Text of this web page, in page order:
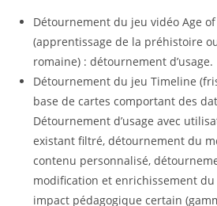
Détournement du jeu vidéo Age
(apprentissage de la préhistoire
romaine) : détournement d’usage.
Détournement du jeu Timeline
base de cartes comportant des
Détournement d’usage avec
existant filtré, détournement du
contenu personnalisé,
modification et enrichissement
impact pédagogique certain